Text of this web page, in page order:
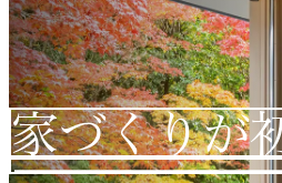
家づくりが